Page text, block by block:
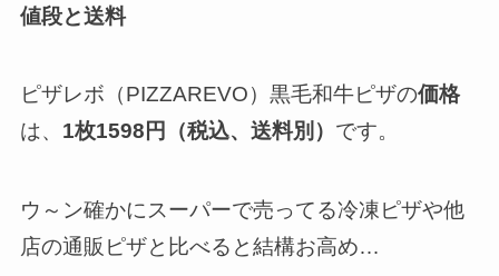
値段と送料
ピザレボ（PIZZAREVO）黒毛和牛ピザの価格
は、 1枚1598円 （税込、送料別） です。
ウ～ン確かにスーパーで売ってる冷凍ピザや他
店の通販ピザと比べると結構お高め…